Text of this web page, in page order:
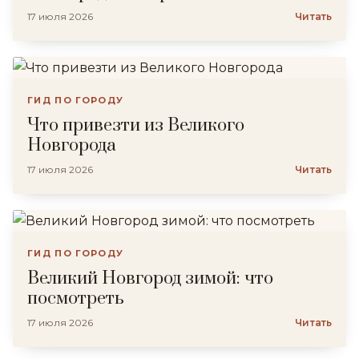
17 июля 2026 Читать
ГИД ПО ГОРОДУ
Что привезти из Великого
Новгорода
17 июля 2026 Читать
ГИД ПО ГОРОДУ
Великий Новгород зимой: что
посмотреть
17 июля 2026 Читать